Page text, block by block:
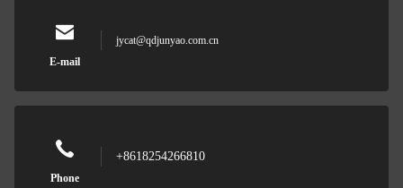
E-mail
jycat@qdjunyao.com.cn
Phone
+8618254266810